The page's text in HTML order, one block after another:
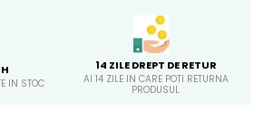
IN STOC
14 ZILE DREPT DE RETUR
AI 14 ZILE IN CARE POTI RETURNA
PRODUSUL